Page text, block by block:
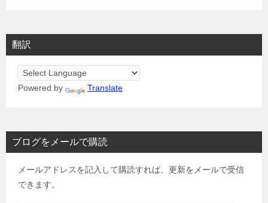
翻訳
Powered by Translate
ブログをメールで購読
メールアドレスを記入して購読すれば、更新をメールで受信
できます。